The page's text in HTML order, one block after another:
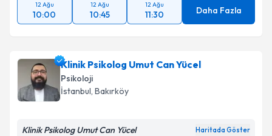
12 Ağu
10:00
12 Ağu
10:45
12 Ağu
11:30 Daha Fazla
Klinik Psikolog Umut Can Yücel
Psikoloji
İstanbul, Bakırköy
Klinik Psikolog Umut Can Yücel Haritada Göster